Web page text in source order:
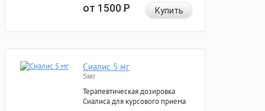
от 1500Р Купить
Сиалис 5 мг
5мг
Терапевтическая дозировка
Сиалиса для курсового приема